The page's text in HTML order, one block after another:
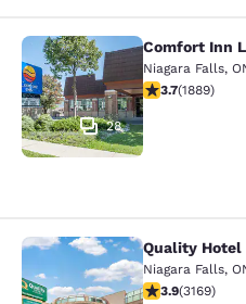
Comfort Inn
28
Comfort Inn
Niagara Falls,
calificación de
3.7(1889)
Quality HotelQuality Hotel
Niagara Falls,
calificación de
3.9(3169)